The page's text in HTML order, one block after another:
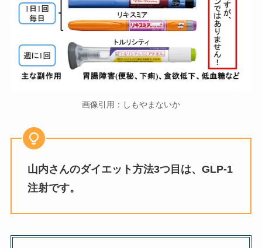
画像引用：しもやまないか
山内さんのダイエット方法3つ目は、GLP-1
注射です。